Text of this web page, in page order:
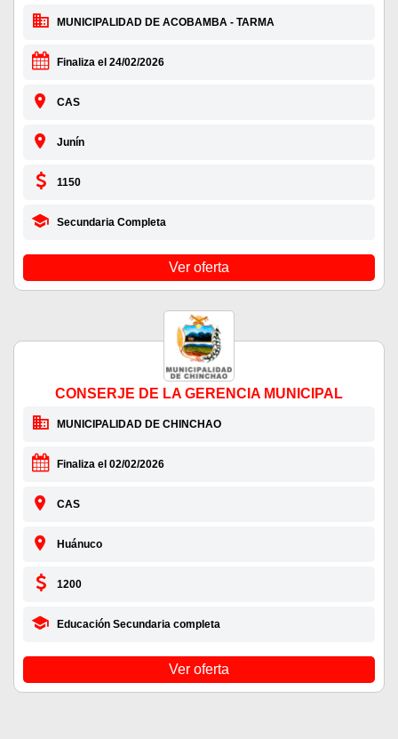
MUNICIPALIDAD DE ACOBAMBA - TARMA
Finaliza el 24/02/2026
CAS
Junín
1150
Secundaria Completa
Ver oferta
CONSERJE DE LA GERENCIA MUNICIPAL
MUNICIPALIDAD DE CHINCHAO
Finaliza el 02/02/2026
CAS
Huánuco
1200
Educación Secundaria completa
Ver oferta